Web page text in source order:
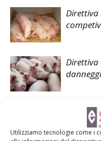
Utilizziamo tecnologie come i
Direttiva
Direttiva